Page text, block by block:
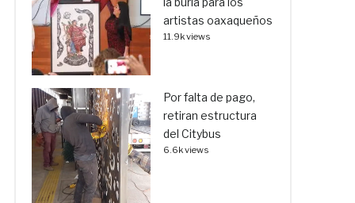
artistas oaxaqueños
11.9k views
Por falta de pago,
retiran estructura
del Citybus
6.6k views